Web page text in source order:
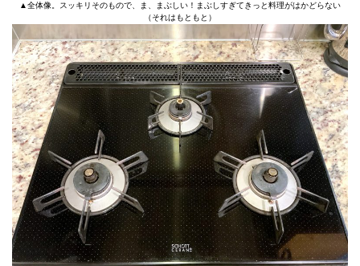
▲全体像。スッキリそのもので、ま、まぶしい！まぶしすぎてきっと料理がはかどらない
（それはもともと）